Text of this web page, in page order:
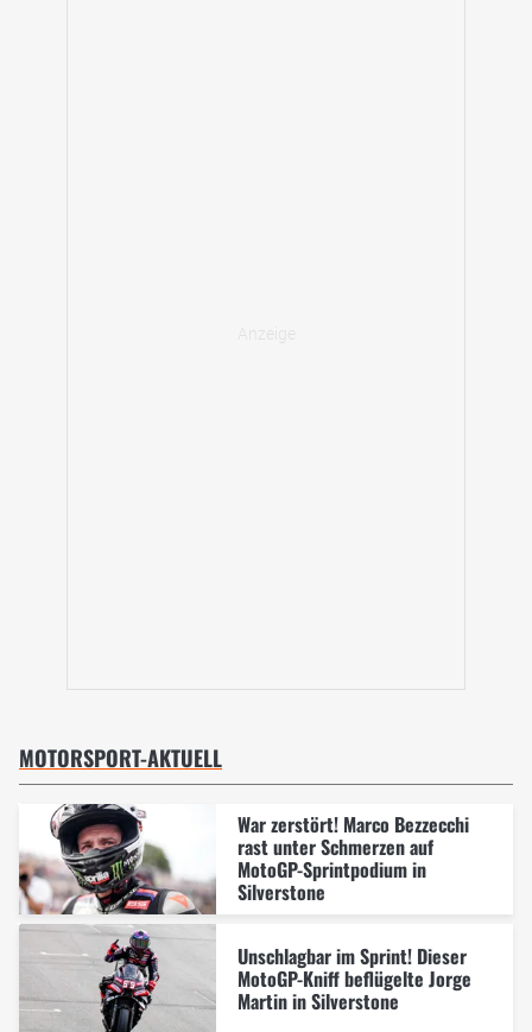
MOTORSPORT-AKTUELL
War zerstört! Marco Bezzecchi
rast unter Schmerzen auf
MotoGP-Sprintpodium in
Silverstone
Unschlagbar im Sprint! Dieser
MotoGP-Kniff beflügelte Jorge
Martin in Silverstone